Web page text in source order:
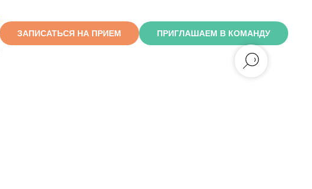
ЗАПИСАТЬСЯ НА ПРИЕМ ПРИГЛАШАЕМ В КОМАНДУ